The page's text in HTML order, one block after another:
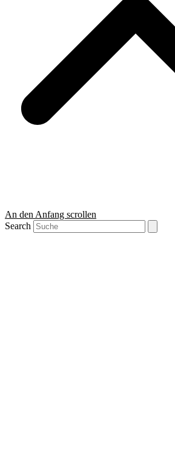
An den Anfang scrollen
Search